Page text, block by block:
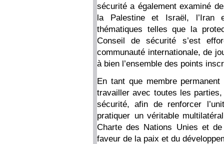
sécurité a également examiné
la Palestine et Israël, l’Iran
thématiques telles que la
Conseil de sécurité s’est
communauté internationale, de
à bien l’ensemble des points
En tant que membre
travailler avec toutes les
sécurité, afin de renforcer
pratiquer un véritable
Charte des Nations Unies et
faveur de la paix et du